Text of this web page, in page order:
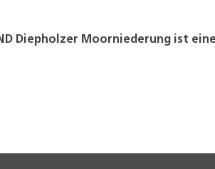
Diepholzer Moorniederung ist